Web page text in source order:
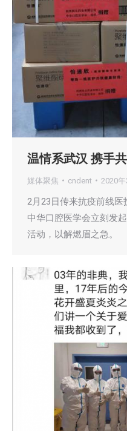
温情系武汉 携手
媒体聚焦 cndent 2020年
2月23日传来抗疫前线医
中华口腔医学会立刻发
活动，以解燃眉之急。